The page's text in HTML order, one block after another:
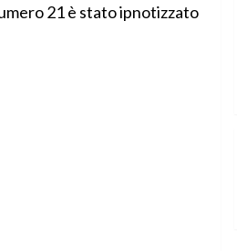
21 è stato ipnotizzato